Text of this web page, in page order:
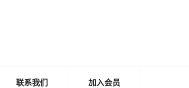
联系我们 加入会员